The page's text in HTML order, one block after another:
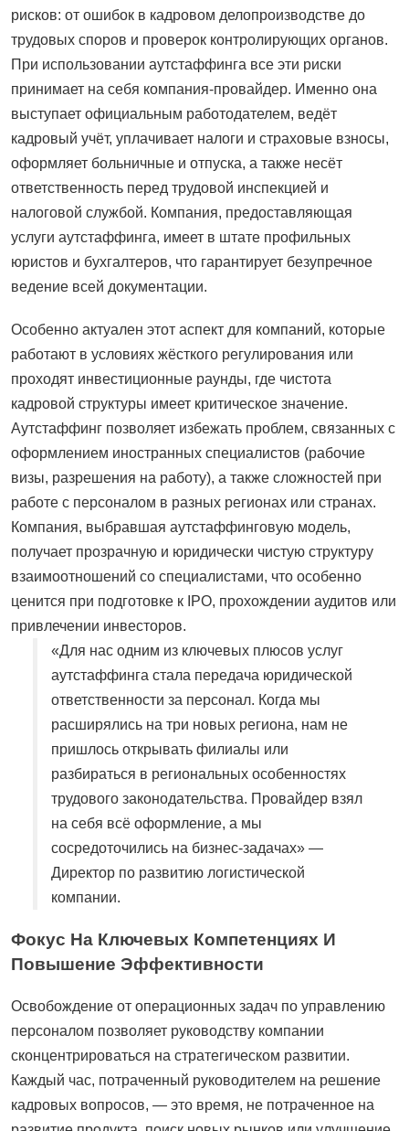
рисков: от ошибок в кадровом делопроизводстве до
трудовых споров и проверок контролирующих органов.
При использовании аутстаффинга все эти риски
принимает на себя компания-провайдер. Именно она
выступает официальным работодателем, ведёт
кадровый учёт, уплачивает налоги и страховые взносы,
оформляет больничные и отпуска, а также несёт
ответственность перед трудовой инспекцией и
налоговой службой. Компания, предоставляющая
услуги аутстаффинга, имеет в штате профильных
юристов и бухгалтеров, что гарантирует безупречное
ведение всей документации.
Особенно актуален этот аспект для компаний, которые
работают в условиях жёсткого регулирования или
проходят инвестиционные раунды, где чистота
кадровой структуры имеет критическое значение.
Аутстаффинг позволяет избежать проблем, связанных с
оформлением иностранных специалистов (рабочие
визы, разрешения на работу), а также сложностей при
работе с персоналом в разных регионах или странах.
Компания, выбравшая аутстаффинговую модель,
получает прозрачную и юридически чистую структуру
взаимоотношений со специалистами, что особенно
ценится при подготовке к IPO, прохождении аудитов или
привлечении инвесторов.
«Для нас одним из ключевых плюсов услуг
аутстаффинга стала передача юридической
ответственности за персонал. Когда мы
расширялись на три новых региона, нам не
пришлось открывать филиалы или
разбираться в региональных особенностях
трудового законодательства. Провайдер взял
на себя всё оформление, а мы
сосредоточились на бизнес-задачах» —
Директор по развитию логистической
компании.
Фокус На Ключевых Компетенциях И
Повышение Эффективности
Освобождение от операционных задач по управлению
персоналом позволяет руководству компании
сконцентрироваться на стратегическом развитии.
Каждый час, потраченный руководителем на решение
кадровых вопросов, — это время, не потраченное на